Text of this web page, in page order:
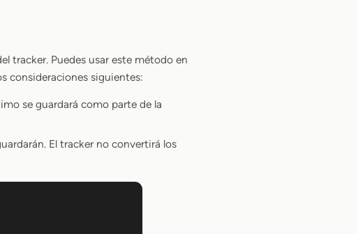
tracker. Puedes usar este método en
consideraciones siguientes:
se guardará como parte de la
El tracker no convertirá los